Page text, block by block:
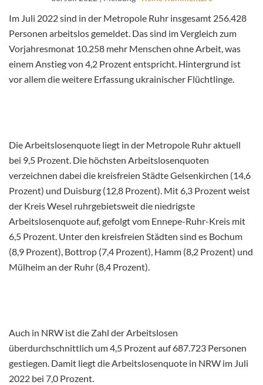
Im Juli 2022 sind in der Metropole Ruhr insgesamt 256.428
Personen arbeitslos gemeldet. Das sind im Vergleich zum
Vorjahresmonat 10.258 mehr Menschen ohne Arbeit, was
einem Anstieg von 4,2 Prozent entspricht. Hintergrund ist
vor allem die weitere Erfassung ukrainischer Flüchtlinge.
Die Arbeitslosenquote liegt in der Metropole Ruhr aktuell
bei 9,5 Prozent. Die höchsten Arbeitslosenquoten
verzeichnen dabei die kreisfreien Städte Gelsenkirchen (14,6
Prozent) und Duisburg (12,8 Prozent). Mit 6,3 Prozent weist
der Kreis Wesel ruhrgebietsweit die niedrigste
Arbeitslosenquote auf, gefolgt vom Ennepe-Ruhr-Kreis mit
6,5 Prozent. Unter den kreisfreien Städten sind es Bochum
(8,9 Prozent), Bottrop (7,4 Prozent), Hamm (8,2 Prozent) und
Mülheim an der Ruhr (8,4 Prozent).
Auch in NRW ist die Zahl der Arbeitslosen
überdurchschnittlich um 4,5 Prozent auf 687.723 Personen
gestiegen. Damit liegt die Arbeitslosenquote in NRW im Juli
2022 bei 7,0 Prozent.